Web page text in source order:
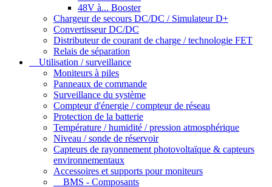
48V à... Booster
Chargeur de secours DC/DC / Simulateur D+
Convertisseur DC/DC
Distributeur de courant de charge / technologie FET
Relais de séparation
Utilisation / surveillance
Moniteurs à piles
Panneaux de commande
Surveillance du système
Compteur d'énergie / compteur de réseau
Protection de la batterie
Température / humidité / pression atmosphérique
Niveau / sonde de réservoir
Capteurs de rayonnement photovoltaïque & capteurs
environnementaux
Accessoires et supports pour moniteurs
BMS - Composants